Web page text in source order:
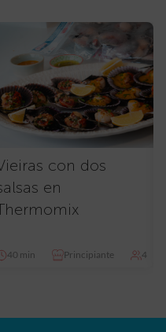
con dos
en
40 min Principiante 4